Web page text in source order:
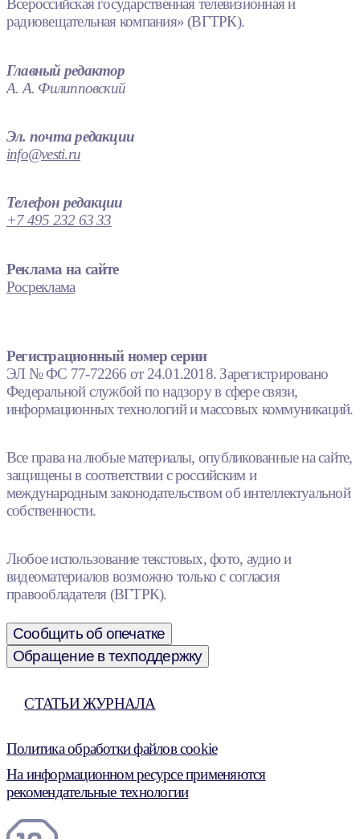
Всероссийская государственная телевизионная и
радиовещательная компания» (ВГТРК).
Главный редактор
А. А. Филипповский
Эл. почта редакции
info@vesti.ru
Телефон редакции
+7 495 232 63 33
Реклама на сайте
Росреклама
Регистрационный номер серии
ЭЛ № ФС 77-72266 от 24.01.2018. Зарегистрировано
Федеральной службой по надзору в сфере связи,
информационных технологий и массовых коммуникаций.
Все права на любые материалы, опубликованные на сайте,
защищены в соответствии с российским и
международным законодательством об интеллектуальной
собственности.
Любое использование текстовых, фото, аудио и
видеоматериалов возможно только с согласия
правообладателя (ВГТРК).
Сообщить об опечатке
Обращение в техподдержку
СТАТЬИ ЖУРНАЛА
Политика обработки файлов cookie
На информационном ресурсе применяются
рекомендательные технологии